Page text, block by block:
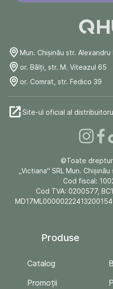
Mun. Chişinău str.
or. Bălți, str. M. Viteazul 65
or. Comrat, str. Fedico 39
Site-ul oficial al
©Toate
„Victiana" SRL Mun.
Cod fiscal:
Cod TVA: 0200577,
Produse
Catalog
Promoții